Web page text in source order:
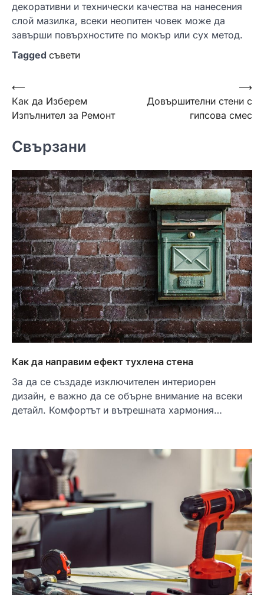
декоративни и технически качества на нанесения
слой мазилка, всеки неопитен човек може да
завърши повърхностите по мокър или сух метод.
Tagged съвети
Навигация
⟵
Как да Изберем
Изпълнител за Ремонт
Довършителни стени с
гипсова смес
⟶
Свързани
Как да направим ефект тухлена стена
За да се създаде изключителен интериорен
дизайн, е важно да се обърне внимание на всеки
детайл. Комфортът и вътрешната хармония…